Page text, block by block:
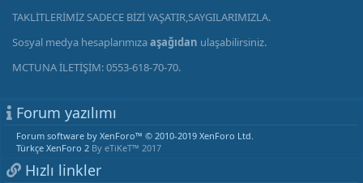
TAKLİTLERİMİZ SADECE BİZİ YAŞATIR,SAYGILARIMIZLA.
Sosyal medya hesaplarımızaaşağıdan ulaşabilirsiniz.
MCTUNA İLETİŞİM: 0553-618-70-70.
Forum yazılımı
Forum software by XenForo™ © 2010-2019 XenForo Ltd.
Türkçe XenForo 2 By eTiKeT™ 2017
Hızlı linkler